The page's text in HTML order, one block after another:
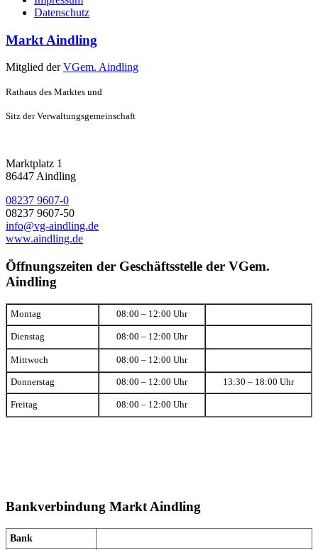
Datenschutz
Markt Aindling
Mitglied derVGem. Aindling
Rathaus des Marktes und
Sitz der Verwaltungsgemeinschaft
Marktplatz 1
86447 Aindling
08237 9607-0
08237 9607-50
info@vg-aindling.de
www.aindling.de
Öffnungszeiten der Geschäftsstelle der VGem.
Aindling
Montag 08:00 – 12:00 Uhr
Dienstag 08:00 – 12:00 Uhr
Mittwoch 08:00 – 12:00 Uhr
Donnerstag 08:00 – 12:00 Uhr 13:30 – 18:00 Uhr
Freitag 08:00 – 12:00 Uhr
Bankverbindung Markt Aindling
Bank